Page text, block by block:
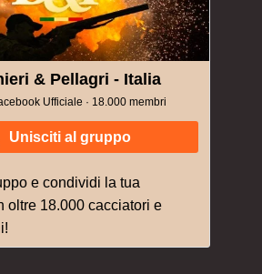
& Pellagri - Italia
Ufficiale · 18.000 membri
Unisciti al gruppo
e condividi la tua
oltre 18.000 cacciatori e